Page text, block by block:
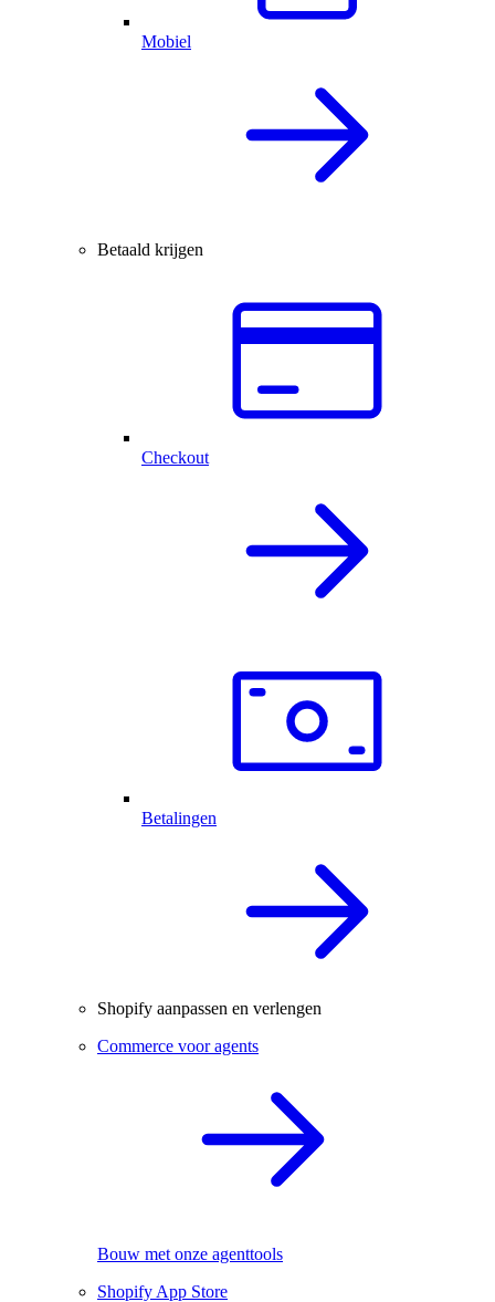
Mobiel
Betaald krijgen
Checkout
Betalingen
Shopify aanpassen en verlengen
Commerce voor agents
Bouw met onze agenttools
Shopify App Store